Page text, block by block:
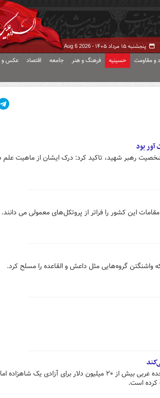
پنجشنبه ۱۵ مرداد ۱۴۰۵ - Aug 6 2026
و مقاومت حسینیه فرهنگ و هنر جامعه اقتصاد عکس و
بود
رهبر شهید، تاکید کرد: درک ایشان از ماهیت علم
این کشور را فراتر از پروتکل‌های معمولی می دانند.
واشنگتن گروه‌هایی مثل داعش و القاعده را مسلح کرد.
رسانه آمریکایی به نقل از منابع آگاه گزارش داد امارات متحده عربی بیش از ۲۰ میلیون دلار برای آزادی
کرده است.